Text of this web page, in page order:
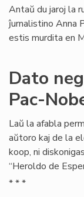
Antaŭ du jaroj la
ĵurnalistino Anna
estis murdita en
Dato
Pac-
Laŭ la afabla
aŭtoro kaj de la
koop, ni
“Heroldo de
* * *